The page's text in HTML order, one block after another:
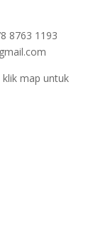
8763 1193
map untuk